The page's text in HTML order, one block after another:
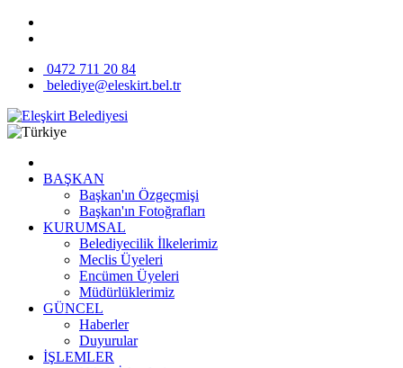
0472 711 20 84
belediye@eleskirt.bel.tr
BAŞKAN
Başkan'ın Özgeçmişi
Başkan'ın Fotoğrafları
KURUMSAL
Belediyecilik İlkelerimiz
Meclis Üyeleri
Encümen Üyeleri
Müdürlüklerimiz
GÜNCEL
Haberler
Duyurular
İŞLEMLER